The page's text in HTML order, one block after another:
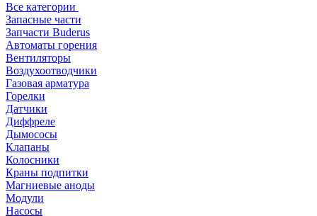
Все категории
Запасные части
Запчасти Buderus
Автоматы горения
Вентиляторы
Воздухоотводчики
Газовая арматура
Горелки
Датчики
Диффреле
Дымососы
Клапаны
Колосники
Краны подпитки
Магниевые аноды
Модули
Насосы